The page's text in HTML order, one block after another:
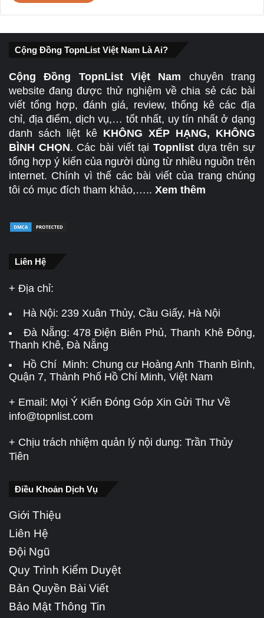
Cộng Đồng TopnList Việt Nam Là Ai?
Cộng Đồng TopnList Việt Nam chuyên trang
website đang được thử nghiệm về chia sẻ các bài
viết tổng hợp, đánh giá, review, thống kê các địa
chỉ, địa điểm, dịch vụ,… tốt nhất, uy tín nhất ở dạng
danh sách liệt kê KHÔNG XẾP HẠNG, KHÔNG
BÌNH CHỌN. Các bài viết tạiTopnlist dựa trên sự
tổng hợp ý kiến của người dùng từ nhiều nguồn trên
internet. Chính vì thế các bài viết của trang chúng
tôi có mục đích tham khảo,….. Xem thêm
Liên Hệ
+ Địa chỉ:
Hà Nội: 239 Xuân Thủy, Cầu Giấy, Hà Nội
Đà Nẵng:478 Điện Biên Phủ, Thanh Khê Đông,
Thanh Khê, Đà Nẵng
Hồ Chí Minh: Chung cư Hoàng Anh Thanh Bình,
Quận 7, Thành Phố Hồ Chí Minh, Việt Nam
+ Email: Mọi Ý Kiến Đóng Góp Xin Gửi Thư Về
info@topnlist.com
+ Chịu trách nhiệm quản lý nội dung: Trần Thủy
Tiên
Điều Khoản Dịch Vụ
Giới Thiệu
Liên Hệ
Đội Ngũ
Quy Trình Kiểm Duyệt
Bản Quyền Bài Viết
Bảo Mật Thông Tin